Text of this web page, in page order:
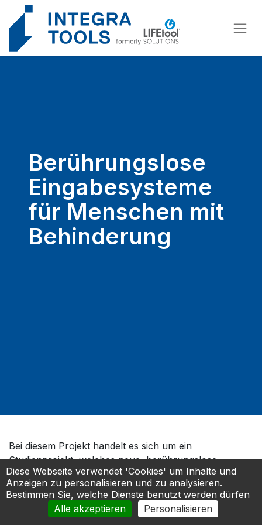
Berührungslose
Eingabesysteme
für Menschen mit
Behinderung
Bei diesem Projekt handelt es sich um ein
Studienprojekt, welches neue, berührungslose
Eingabemethoden für Menschen mit Behinderung
untersucht. Ziel ist die Steuerung des Computers für
Menschen mit Behinderung mittels berührungslosen
Eingabesystemen.
Cookie-Einstellungen
Diese Webseite verwendet 'Cookies' um Inhalte und
Anzeigen zu personalisieren und zu analysieren.
Bestimmen Sie, welche Dienste benutzt werden dürfen
Alle akzeptieren
Personalisieren